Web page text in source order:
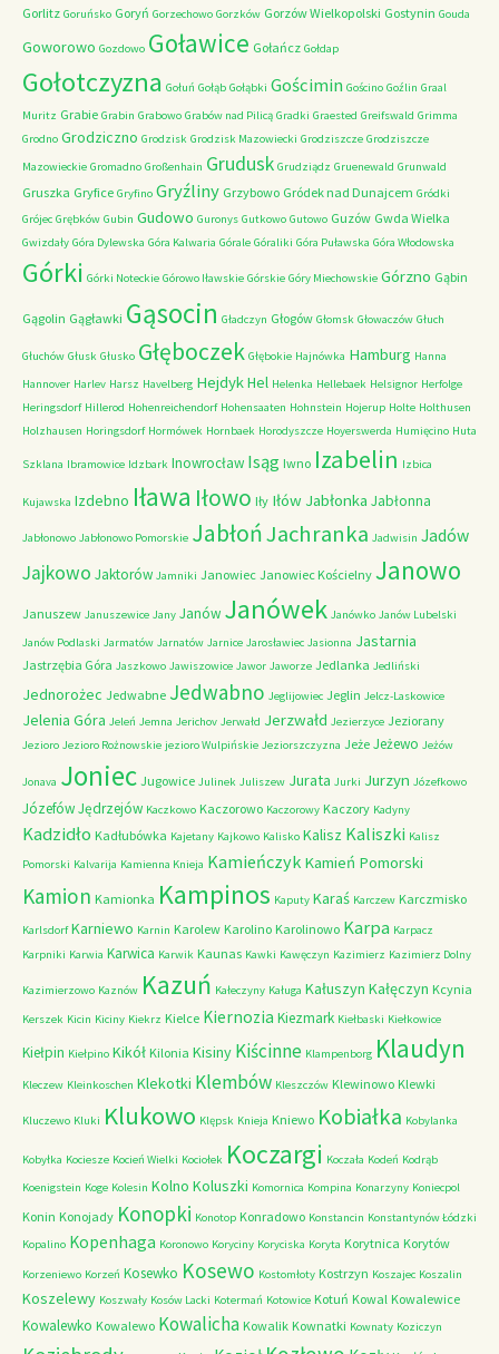
Gorlitz Goruńsko Goryń Gorzechowo Gorzków Gorzów Wielkopolski Gostynin Gouda
Goworowo Gozdowo Goławice Gołańcz Gołdap
Gołotczyzna Gołuń Gołąb Gołąbki Gościmin Gościno Goźlin Graal
Muritz Grabie Grabin Grabowo Grabów nad Pilicą Gradki Graested Greifswald Grimma
Grodno Grodziczno Grodzisk Grodzisk Mazowiecki Grodziszcze Grodziszcze
Mazowieckie Gromadno Großenhain Grudusk Grudziądz Gruenewald Grunwald
Gruszka Gryfice Gryfino Gryźliny Grzybowo Gródek nad Dunajcem Gródki
Grójec Grębków Gubin Gudowo Guronys Gutkowo Gutowo Guzów Gwda Wielka
Gwizdały Góra Dylewska Góra Kalwaria Górale Góraliki Góra Puławska Góra Włodowska
Górki Górki Noteckie Górowo Iławskie Górskie Góry Miechowskie Górzno Gąbin
Gągolin Gągławki Gąsocin Gładczyn Głogów Głomsk Głowaczów Głuch
Głuchów Głusk Głusko Głęboczek Głębokie Hajnówka Hamburg Hanna
Hannover Harlev Harsz Havelberg HejdykHel Helenka Hellebaek Helsignor Herfolge
Heringsdorf Hillerod Hohenreichendorf Hohensaaten Hohnstein Hojerup Holte Holthusen
Holzhausen Horingsdorf Hormówek Hornbaek Horodyszcze Hoyerswerda Humięcino Huta
Szklana Ibramowice Idzbark Inowrocław Isąg Iwno Izabelin Izbica
Kujawska Izdebno Iława Iłowo Iły Iłów Jabłonka Jabłonna
Jabłonowo Jabłonowo Pomorskie JabłońJachranka Jadwisin Jadów
Jajkowo Jaktorów Jamniki Janowiec Janowiec Kościelny Janowo
Januszew Januszewice Jany Janów Janówek Janówko Janów Lubelski
Janów Podlaski Jarmatów Jarnatów Jarnice Jarosławiec Jasionna Jastarnia
Jastrzębia Góra Jaszkowo Jawiszowice Jawor Jaworze Jedlanka Jedliński
Jednorożec Jedwabne Jedwabno Jeglijowiec Jeglin Jelcz-Laskowice
Jelenia Góra Jeleń Jemna Jerichov Jerwałd Jerzwałd Jezierzyce Jeziorany
Jezioro Jezioro Rożnowskie jezioro Wulpińskie Jeziorszczyzna Jeże Jeżewo Jeżów
Jonava Joniec Jugowice Julinek Juliszew Jurata Jurki Jurzyn Józefkowo
JózefówJędrzejów Kaczkowo Kaczorowo Kaczorowy Kaczory Kadyny
Kadzidło Kadłubówka Kajetany Kajkowo Kalisko Kalisz Kaliszki Kalisz
Pomorski Kalvarija Kamienna Knieja Kamieńczyk Kamień Pomorski
Kamion Kamionka Kampinos Kaputy Karaś Karczew Karczmisko
Karlsdorf Karniewo Karnin Karolew Karolino Karolinowo Karpa Karpacz
Karpniki Karwia Karwica Karwik Kaunas Kawki Kawęczyn Kazimierz Kazimierz Dolny
Kazimierzowo Kaznów Kazuń Kałeczyny Kaługa Kałuszyn Kałęczyn Kcynia
Kerszek Kicin Kiciny Kiekrz Kielce Kiernozia Kiezmark Kiełbaski Kiełkowice
Kiełpin Kiełpino Kikół Kilonia Kisiny Kiścinne Klampenborg Klaudyn
Kleczew Kleinkoschen Klekotki Klembów Kleszczów Klewinowo Klewki
Kluczewo Kluki Klukowo Klępsk Knieja Kniewo Kobiałka Kobylanka
Kobyłka Kociesze Kocień Wielki Kociołek Koczargi Koczała Kodeń Kodrąb
Koenigstein Koge Kolesin Kolno Koluszki Komornica Kompina Konarzyny Koniecpol
Konin Konojady Konopki Konotop Konradowo Konstancin Konstantynów Łódzki
Kopalino Kopenhaga Koronowo Koryciny Koryciska Koryta Korytnica Korytów
Korzeniewo Korzeń Kosewko Kosewo Kostomłoty Kostrzyn Koszajec Koszalin
Koszelewy Koszwały Kosów Lacki Kotermań Kotowice Kotuń Kowal Kowalewice
Kowalewko Kowalewo Kowalicha Kowalik Kownatki Kownaty Koziczyn